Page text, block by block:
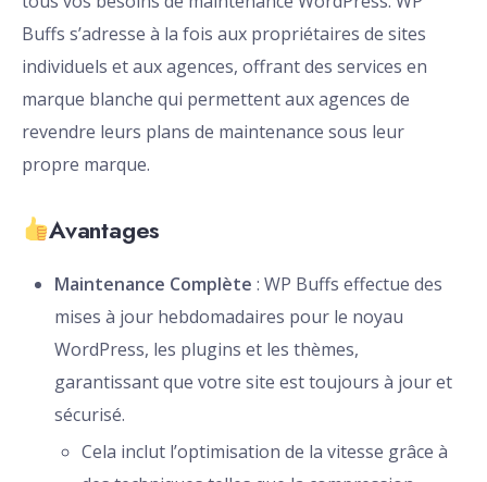
Buffs s’adresse à la fois aux propriétaires de sites
individuels et aux agences, offrant des services en
marque blanche qui permettent aux agences de
revendre leurs plans de maintenance sous leur
propre marque.
Avantages
Maintenance Complète : WP Buffs effectue des
mises à jour hebdomadaires pour le noyau
WordPress, les plugins et les thèmes,
garantissant que votre site est toujours à jour et
sécurisé.
Cela inclut l’optimisation de la vitesse grâce à